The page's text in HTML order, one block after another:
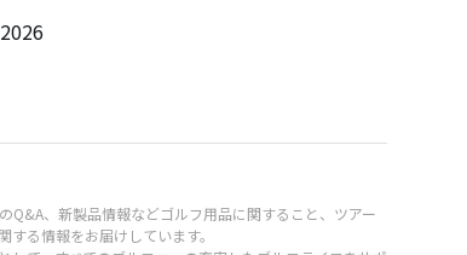
Q&A、新製品情報などゴルフ用品に関すること、ツアー
る情報をお届けしています。